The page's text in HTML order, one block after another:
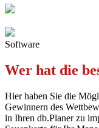
Software
Wer hat die
Hier haben Sie die
Gewinnern des
in Ihren db.Planer zu